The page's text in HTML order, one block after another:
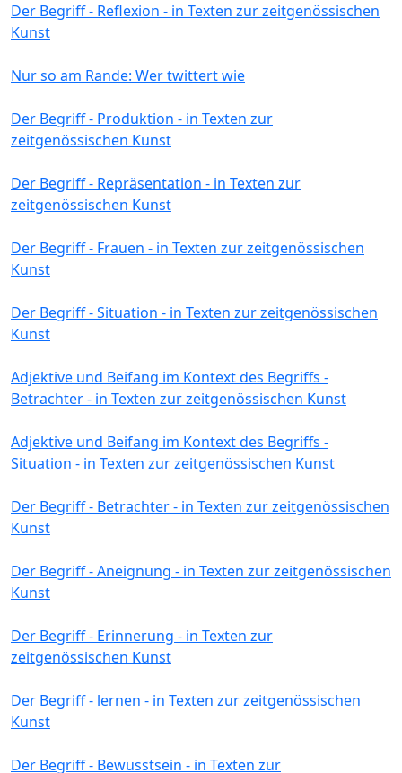
Der Begriff - Reflexion - in Texten zur zeitgenössischen
Kunst
Nur so am Rande: Wer twittert wie
Der Begriff - Produktion - in Texten zur
zeitgenössischen Kunst
Der Begriff - Repräsentation - in Texten zur
zeitgenössischen Kunst
Der Begriff - Frauen - in Texten zur zeitgenössischen
Kunst
Der Begriff - Situation - in Texten zur zeitgenössischen
Kunst
Adjektive und Beifang im Kontext des Begriffs -
Betrachter - in Texten zur zeitgenössischen Kunst
Adjektive und Beifang im Kontext des Begriffs -
Situation - in Texten zur zeitgenössischen Kunst
Der Begriff - Betrachter - in Texten zur zeitgenössischen
Kunst
Der Begriff - Aneignung - in Texten zur zeitgenössischen
Kunst
Der Begriff - Erinnerung - in Texten zur
zeitgenössischen Kunst
Der Begriff - lernen - in Texten zur zeitgenössischen
Kunst
Der Begriff - Bewusstsein - in Texten zur